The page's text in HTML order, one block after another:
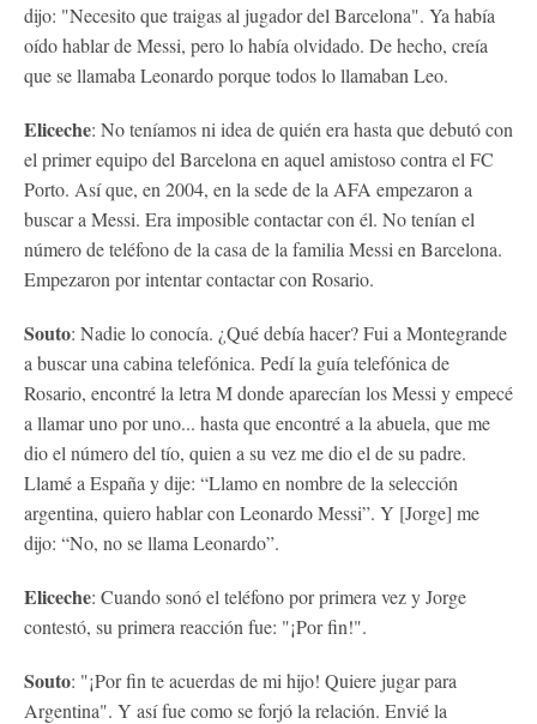
dijo: "Necesito que traigas al jugador del Barcelona". Ya había
oído hablar de Messi, pero lo había olvidado. De hecho, creía
que se llamaba Leonardo porque todos lo llamaban Leo.
Eliceche: No teníamos ni idea de quién era hasta que debutó con
el primer equipo del Barcelona en aquel amistoso contra el FC
Porto. Así que, en 2004, en la sede de la AFA empezaron a
buscar a Messi. Era imposible contactar con él. No tenían el
número de teléfono de la casa de la familia Messi en Barcelona.
Empezaron por intentar contactar con Rosario.
Souto: Nadie lo conocía. ¿Qué debía hacer? Fui a Montegrande
a buscar una cabina telefónica. Pedí la guía telefónica de
Rosario, encontré la letra M donde aparecían los Messi y empecé
a llamar uno por uno... hasta que encontré a la abuela, que me
dio el número del tío, quien a su vez me dio el de su padre.
Llamé a España y dije: “Llamo en nombre de la selección
argentina, quiero hablar con Leonardo Messi”. Y [Jorge] me
dijo: “No, no se llama Leonardo”.
Eliceche: Cuando sonó el teléfono por primera vez y Jorge
contestó, su primera reacción fue: "¡Por fin!".
Souto: "¡Por fin te acuerdas de mi hijo! Quiere jugar para
Argentina". Y así fue como se forjó la relación. Envié la